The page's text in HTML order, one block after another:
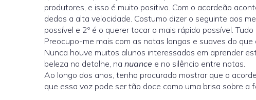
produtores, e isso é muito positivo. Com o acordeão
dedos a alta velocidade. Costumo dizer o seguinte aos
possível e 2º é o querer tocar o mais rápido possível.
Preocupo-me mais com as notas longas e suaves do
Nunca houve muitos alunos interessados em aprender
beleza no detalhe, na nuance e no silêncio entre notas.
Ao longo dos anos, tenho procurado mostrar que o
que essa voz pode ser tão doce como uma brisa sobre